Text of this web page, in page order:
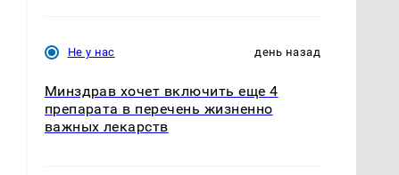
Не у нас день назад
Минздрав хочет включить еще 4
препарата в перечень жизненно
важных лекарств